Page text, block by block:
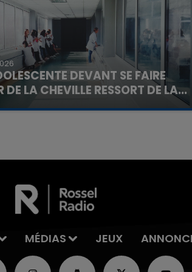
DEVANT SE FAIRE
DE LA CHEVILLE RESSORT DE LA...
a porté plainte contre la clinique qui a
MÉDIAS JEUX